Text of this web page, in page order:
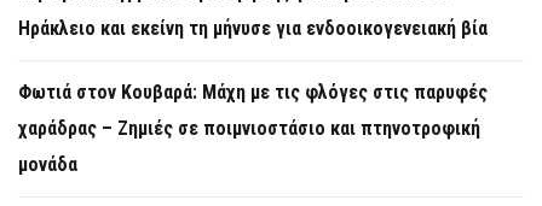
Ηράκλειο και εκείνη τη μήνυσε για ενδοοικογενειακή βία
Φωτιά στον Κουβαρά: Μάχη με τις φλόγες στις παρυφές
χαράδρας – Ζημιές σε ποιμνιοστάσιο και πτηνοτροφική
μονάδα